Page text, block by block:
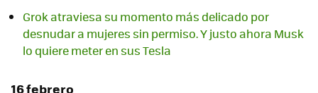
Grok atraviesa su momento más delicado por
desnudar a mujeres sin permiso. Y justo ahora Musk
lo quiere meter en sus Tesla
16 febrero